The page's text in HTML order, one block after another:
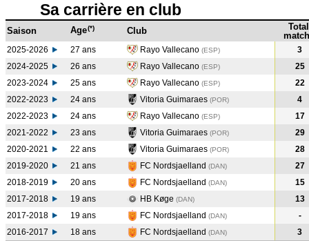
Sa carrière en club
Saison Age(*) Club
Total
2025-2026 27 ans Rayo Vallecano (ESP)
3
2024-2025
26 ans Rayo Vallecano (ESP)
25
2023-2024
25 ans Rayo Vallecano (ESP)
22
2022-2023
24 ans Vitoria Guimaraes (POR)
4
2022-2023
24 ans Rayo Vallecano (ESP)
17
2021-2022
23 ans Vitoria Guimaraes (POR)
29
2020-2021
22 ans Vitoria Guimaraes (POR)
28
2019-2020
21 ans FC Nordsjaelland (DAN)
27
2018-2019
20 ans FC Nordsjaelland (DAN)
15
2017-2018
19 ans HB Køge (DAN)
13
2017-2018
19 ans FC Nordsjaelland (DAN)
-
2016-2017
18 ans FC Nordsjaelland (DAN) 3